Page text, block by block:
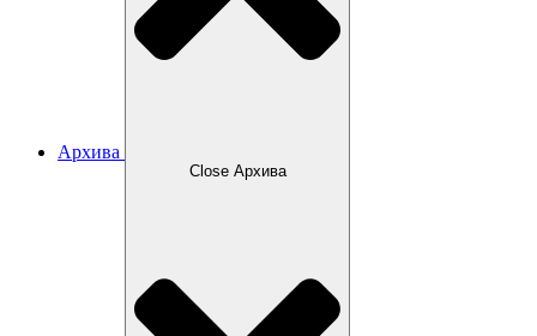
Архива
Close Архива